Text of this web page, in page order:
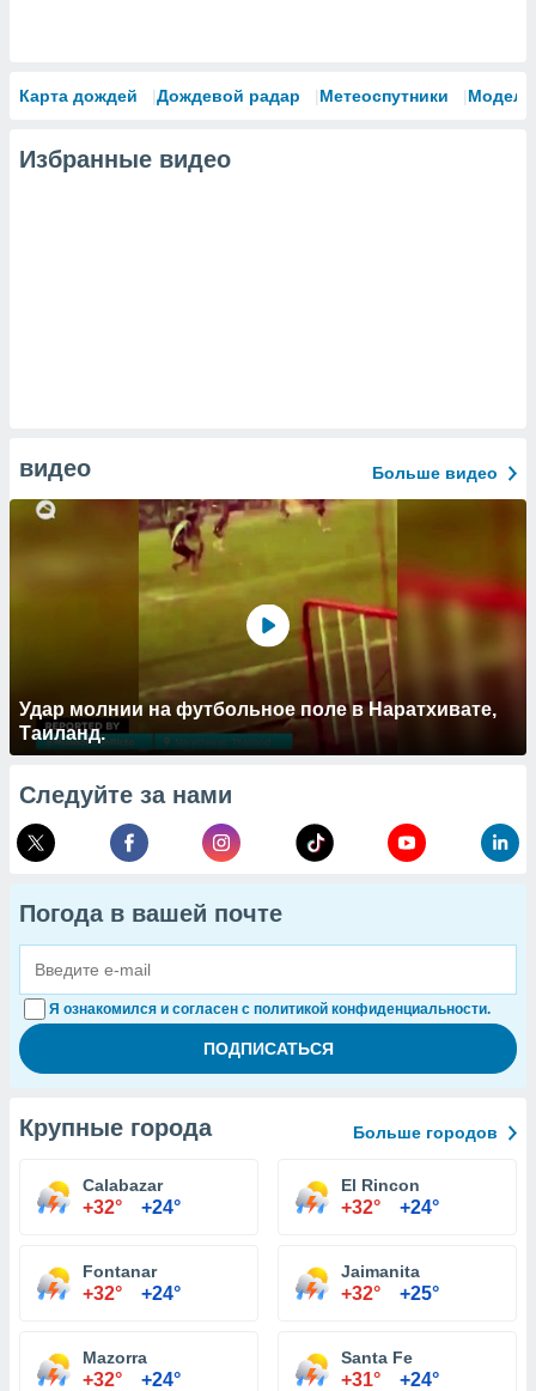
Карта дождей Дождевой радар Метеоспутники Модели
Избранные видео
видео Больше видео
Удар молнии на футбольное поле в Наратхивате,
Таиланд.
Следуйте за нами
Погода в вашей почте
Я ознакомился и согласен с политикой конфиденциальности.
Крупные города Больше городов
Calabazar
+32° +24°
El Rincon
+32° +24°
Fontanar
+32° +24°
Jaimanita
+32° +25°
Mazorra
+32° +24°
Santa Fe
+31° +24°